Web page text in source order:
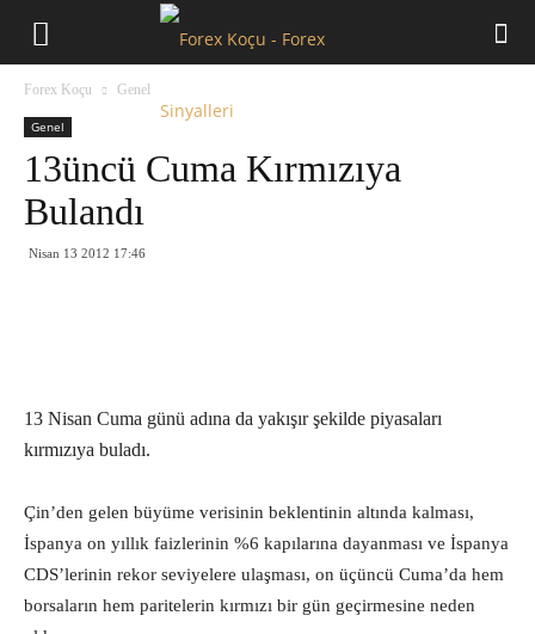
Forex Koçu Genel
Genel
13üncü Cuma Kırmızıya
Bulandı
Nisan 13 2012 17:46
13 Nisan Cuma günü adına da yakışır şekilde piyasaları
kırmızıya buladı.
Çin’den gelen büyüme verisinin beklentinin altında kalması,
İspanya on yıllık faizlerinin %6 kapılarına dayanması ve İspanya
CDS’lerinin rekor seviyelere ulaşması, on üçüncü Cuma’da hem
borsaların hem paritelerin kırmızı bir gün geçirmesine neden